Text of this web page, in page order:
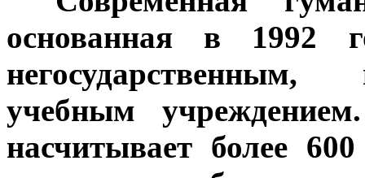
основанная в 1992
учебным
насчитывает более